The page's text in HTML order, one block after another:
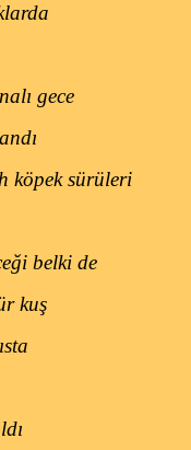
gece
köpek sürüleri
belki de
kuş